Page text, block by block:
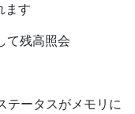
ます
て残高照会
テータスがメモリに